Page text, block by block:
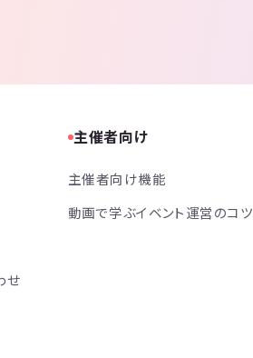
せ
主催者向け
主催者向け機能
動画で学ぶイベント運営のコツ